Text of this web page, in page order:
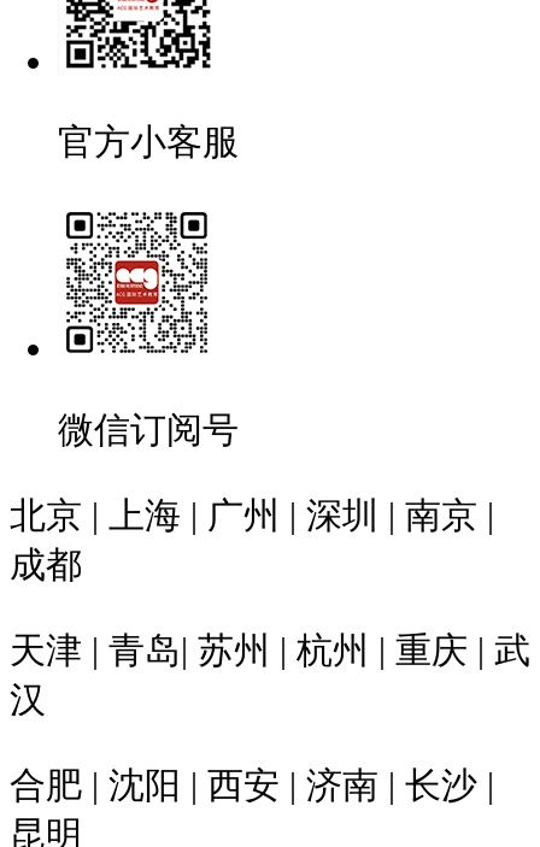
官方小客服
微信订阅号
北京 | 上海 | 广州 | 深圳 | 南京 |
成都
天津 | 青岛| 苏州 | 杭州 | 重庆 | 武
汉
合肥 | 沈阳 | 西安 | 济南 | 长沙 |
昆明